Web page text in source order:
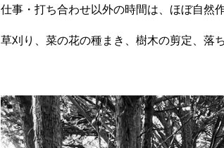
仕事・打ち合わせ以外の時間は、ほぼ自然
草刈り、菜の花の種まき、樹木の剪定、落